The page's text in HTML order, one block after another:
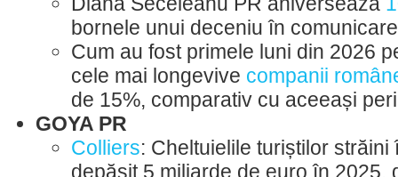
bornele unui deceniu în comunicare
Cum au fost primele luni din 2026
cele mai longevive companii
de 15%, comparativ cu aceeași
GOYA PR
Colliers: Cheltuielile turiștilor străini
depășit 5 miliarde de euro în 2025,